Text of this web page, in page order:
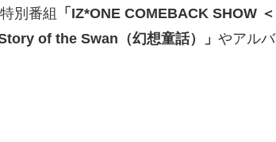
別番組
「IZ*ONE COMEBACK SHOW ＜
of the Swan（幻想童話）」 やアルバ